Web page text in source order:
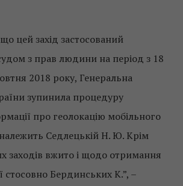
цей захід застосований
з прав людини на період з 18
2018 року, Генеральна
зупинила процедуру
про геолокацію мобільного
Седлецькій Н. Ю. Крім
заходів вжито і щодо отримання
стосовно Бердинських К.”, –